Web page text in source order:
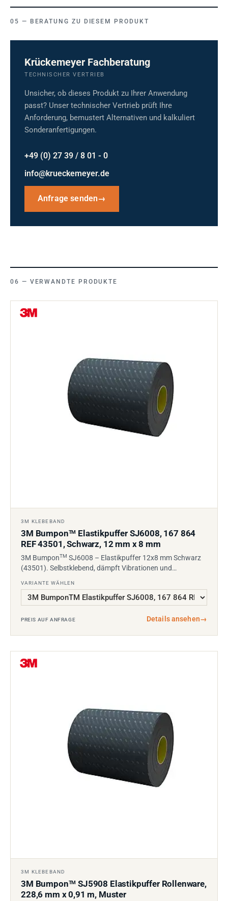
BERATUNG ZU DIESEM PRODUKT
Krückemeyer Fachberatung
TECHNISCHER VERTRIEB
Unsicher, ob dieses Produkt zu Ihrer Anwendung
passt? Unser technischer Vertrieb prüft Ihre
Anforderung, bemustert Alternativen und kalkuliert
Sonderanfertigungen.
+49 (0) 27 39 / 8 01 - 0
info@krueckemeyer.de
Anfrage senden→
VERWANDTE PRODUKTE
3M KLEBEBAND
3M BumponTM Elastikpuffer SJ6008, 167 864
REF 43501, Schwarz, 12 mm x 8 mm
3M BumponTM SJ6008 – Elastikpuffer 12x8 mm Schwarz
(43501). Selbstklebend, dämpft Vibrationen und…
VARIANTE WÄHLEN
PREIS AUF ANFRAGE Details ansehen→
3M KLEBEBAND
3M BumponTM SJ5908 Elastikpuffer Rollenware,
228,6 mm x 0,91 m, Muster